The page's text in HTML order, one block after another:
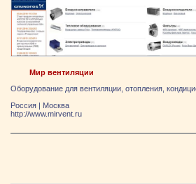
Мир вентиляции
Оборудование для вентиляции, отопления,
Россия
Москва
http://www.mirvent.ru